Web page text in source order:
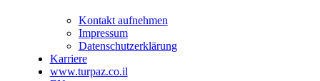
Kontakt aufnehmen
Impressum
Datenschutzerklärung
Karriere
www.turpaz.co.il